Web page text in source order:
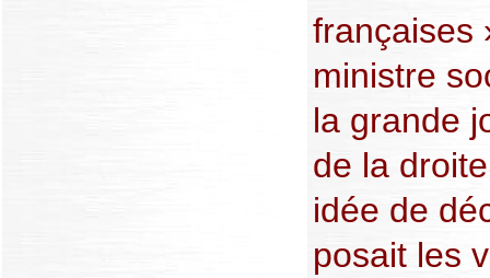
françaises
ministre
la grande
de la
idée de
posait les